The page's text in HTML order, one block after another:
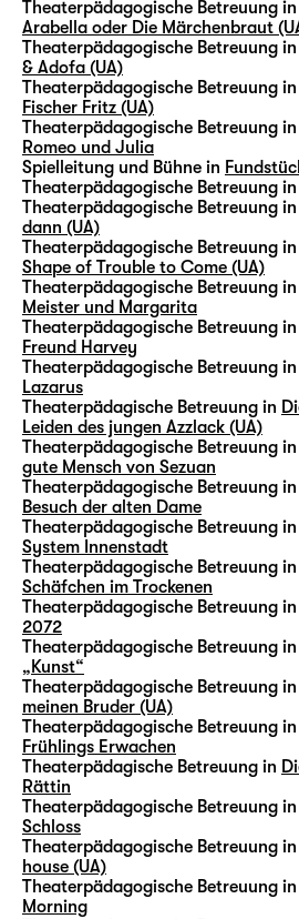
Theaterpädagogische Betreuung in
Arabella oder Die Märchenbraut
Theaterpädagogische Betreuung in
& Adofa (UA)
Theaterpädagogische Betreuung in
Fischer Fritz (UA)
Theaterpädagogische Betreuung in
Romeo und Julia
Spielleitung und Bühne in
Theaterpädagogische Betreuung in
Theaterpädagogische Betreuung in
dann (UA)
Theaterpädagogische Betreuung in
Shape of Trouble to Come (UA)
Theaterpädagogische Betreuung in
Meister und Margarita
Theaterpädagogische Betreuung in
Freund Harvey
Theaterpädagogische Betreuung in
Lazarus
Theaterpädagische Betreuung in
Leiden des jungen Azzlack (UA)
Theaterpädagogische Betreuung in
gute Mensch von Sezuan
Theaterpädagogische Betreuung in
Besuch der alten Dame
Theaterpädagogische Betreuung in
System Innenstadt
Theaterpädagogische Betreuung in
Schäfchen im Trockenen
Theaterpädagogische Betreuung in
2072
Theaterpädagogische Betreuung in
„Kunst“
Theaterpädagogische Betreuung in
meinen Bruder (UA)
Theaterpädagogische Betreuung in
Frühlings Erwachen
Theaterpädagische Betreuung in
Rättin
Theaterpädagogische Betreuung in
Schloss
Theaterpädagogische Betreuung in
house (UA)
Theaterpädagogische Betreuung in
Morning